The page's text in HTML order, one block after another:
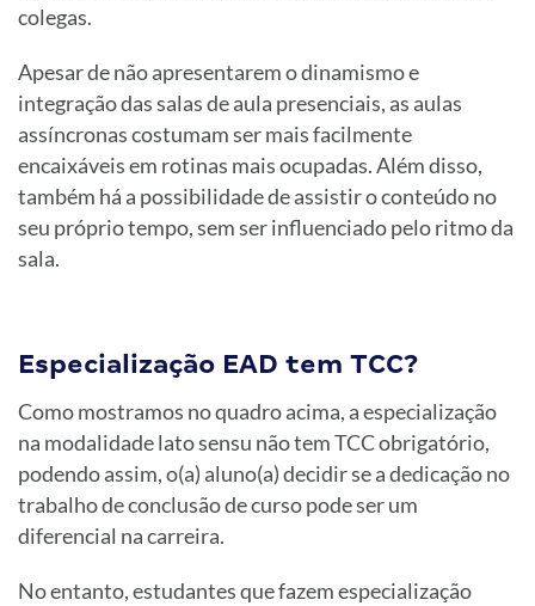
colegas.
Apesar de não apresentarem o dinamismo e
integração das salas de aula presenciais, as aulas
assíncronas costumam ser mais facilmente
encaixáveis em rotinas mais ocupadas. Além disso,
também há a possibilidade de assistir o conteúdo no
seu próprio tempo, sem ser influenciado pelo ritmo da
sala.
Especialização EAD tem TCC?
Como mostramos no quadro acima, a especialização
na modalidade lato sensu não tem TCC obrigatório,
podendo assim, o(a) aluno(a) decidir se a dedicação no
trabalho de conclusão de curso pode ser um
diferencial na carreira.
No entanto, estudantes que fazem especialização